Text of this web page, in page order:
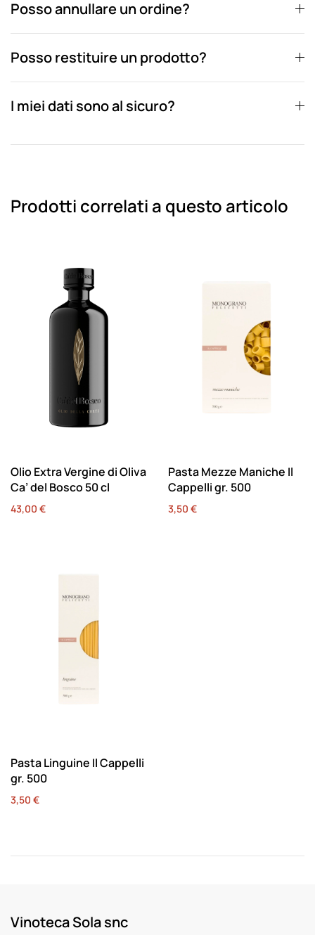
Posso annullare un ordine?
Posso restituire un prodotto?
I miei dati sono al sicuro?
Prodotti correlati a questo articolo
Olio Extra Vergine di Oliva
Ca’ del Bosco 50 cl
43,00 €
Pasta Mezze Maniche Il
Cappelli gr. 500
3,50 €
Pasta Linguine Il Cappelli
gr. 500
3,50 €
Vinoteca Sola snc